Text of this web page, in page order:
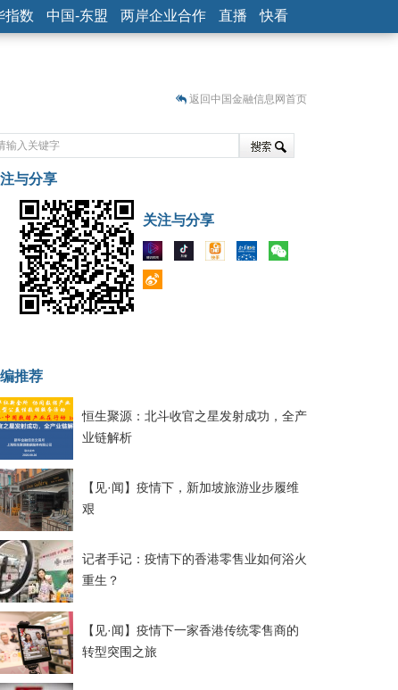
指数 中国-东盟 两岸企业合作 直播 快看
返回中国金融信息网首页
与分享
关注与分享
推荐
恒生聚源：北斗收官之星发射成功，全产
业链解析
【见·闻】疫情下，新加坡旅游业步履维
艰
记者手记：疫情下的香港零售业如何浴火
重生？
【见·闻】疫情下一家香港传统零售商的
转型突围之旅